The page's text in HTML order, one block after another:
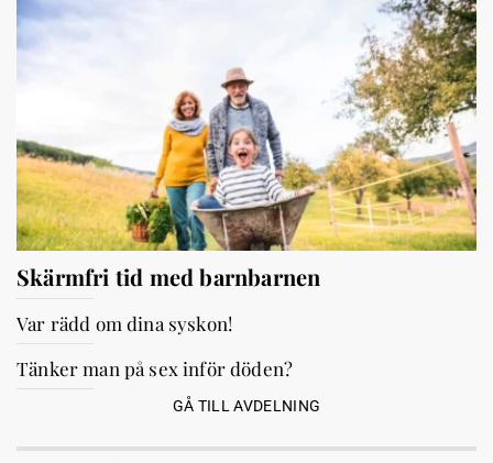
Skärmfri tid med barnbarnen
Var rädd om dina syskon!
Tänker man på sex inför döden?
GÅ TILL AVDELNING